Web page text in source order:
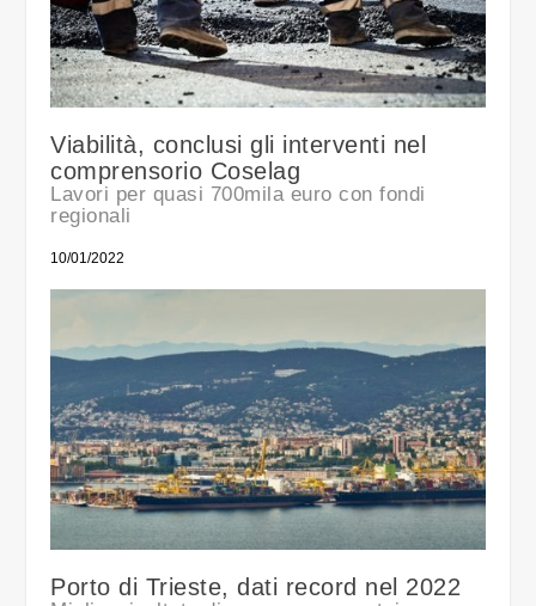
Viabilità, conclusi gli interventi nel
comprensorio Coselag
Lavori per quasi 700mila euro con fondi
regionali
10/01/2022
Porto di Trieste, dati record nel 2022